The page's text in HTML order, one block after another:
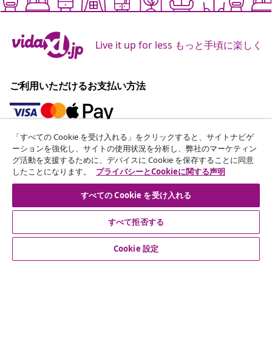
Live it up for less もっと手頃に楽しく
ご利用いただけるお支払い方法
ニュースレターに登録する
70万人以上のユーザーと一緒に、vidaXLから毎週のお得
な情報や季節限定セール、新着情報を受け取りましょう。
公式SNSアカウント
「すべての Cookie を受け入れる」をクリックすると、サイトナビゲ
ーションを強化し、サイトの使用状況を分析し、弊社のマーケティン
グ活動を支援するために、デバイスに Cookie を保存することに同意
したことになります。
プライバシーとCookieに関する声明
すべての Cookie を受け入れる
すべて拒否する
Cookie 設定